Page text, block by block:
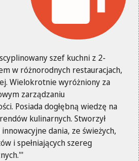
szef kuchni z 2-
w różnorodnych restauracjach,
Wielokrotnie wyróżniony za
zarządzaniu
Posiada dogłębną wiedzę na
kulinarnych. Stworzył
dania, ze świeżych,
i spełniających szereg